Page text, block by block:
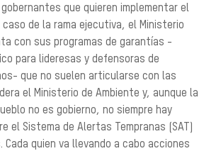
que quieren implementar el
caso de la rama ejecutiva, el Ministerio
con sus programas de garantías -
para lideresas y defensoras de
que no suelen articularse con las
el Ministerio de Ambiente y, aunque la
no es gobierno, no siempre hay
el Sistema de Alertas Tempranas (SAT)
Cada quien va llevando a cabo acciones